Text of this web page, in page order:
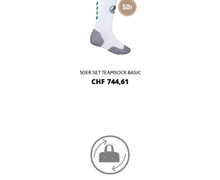
50ER SET TEAMSOCK BASIC
CHF 744,61